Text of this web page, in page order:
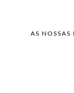
AS NOSSAS